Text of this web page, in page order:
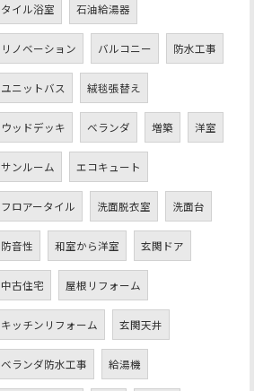
タイル浴室 石油給湯器
リノベーション バルコニー 防水工事
ユニットバス 絨毯張替え
ウッドデッキ ベランダ 増築 洋室
サンルーム エコキュート
フロアータイル 洗面脱衣室 洗面台
防音性 和室から洋室 玄関ドア
中古住宅 屋根リフォーム
キッチンリフォーム 玄関天井
ベランダ防水工事 給湯機